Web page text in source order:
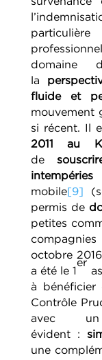
domaine
la
fluide et
mouvement
si récent. Il
2011 au
de
mobile[9]
permis de
petites
compagnies
octobre
a été le 1
er
à bénéficier
Contrôle
avec
évident :
une